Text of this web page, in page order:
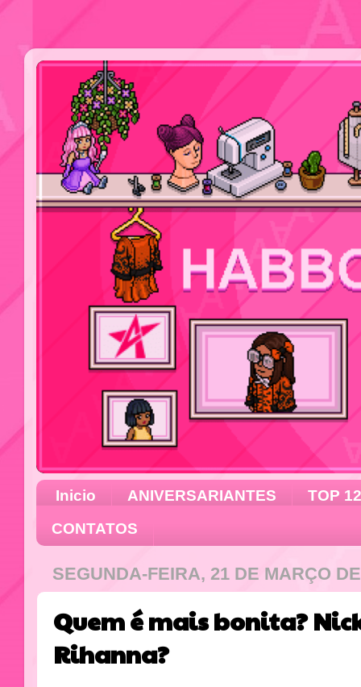
Inicio ANIVERSARIANTES
TOP 12
CONTATOS
SEGUNDA-FEIRA, 21 DE MARÇO
Quem é mais bonita?
Rihanna?